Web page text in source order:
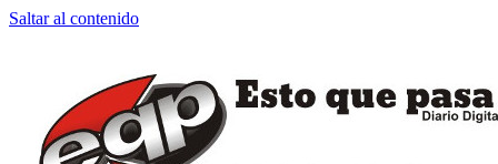
Saltar al contenido